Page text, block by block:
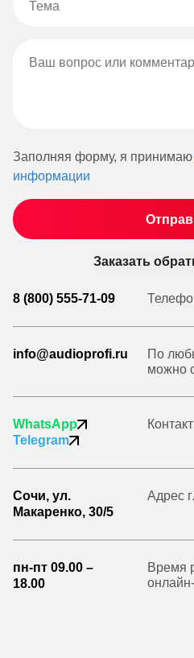
Заполняя форму, я принимаю
информации
Заказать
8 (800) 555-71-09
info@audioprofi.ru
По
можно
WhatsApp
Telegram
Сочи, ул.
Макаренко, 30/5
Адрес
пн-пт 09.00 –
18.00
Время